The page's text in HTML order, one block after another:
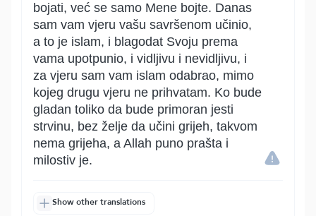
bojati, već se samo Mene bojte. Danas
sam vam vjeru vašu savršenom učinio,
a to je islam, i blagodat Svoju prema
vama upotpunio, i vidljivu i nevidljivu, i
za vjeru sam vam islam odabrao, mimo
kojeg drugu vjeru ne prihvatam. Ko bude
gladan toliko da bude primoran jesti
strvinu, bez želje da učini grijeh, takvom
nema grijeha, a Allah puno prašta i
milostiv je.
Show other translations